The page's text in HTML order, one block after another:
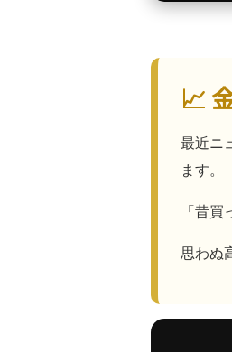
📈
最近ニ
ます。
「昔
思わぬ